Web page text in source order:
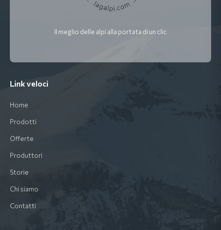
Il meglio delle alpi alla portata di un clic
Link veloci
Home
Prodotti
Offerte
Produttori
Storie
Chi siamo
Contatti